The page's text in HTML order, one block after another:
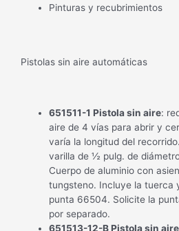
Pinturas y recubrimientos
Pistolas sin aire automáticas
651511-1 Pistola sin aire:
aire de 4 vías para abrir y
varía la longitud del
varilla de ½ pulg. de
Cuerpo de aluminio con
tungsteno. Incluye la tuerca
punta 66504. Solicite la
por separado.
651513-12-B Pistola sin aire